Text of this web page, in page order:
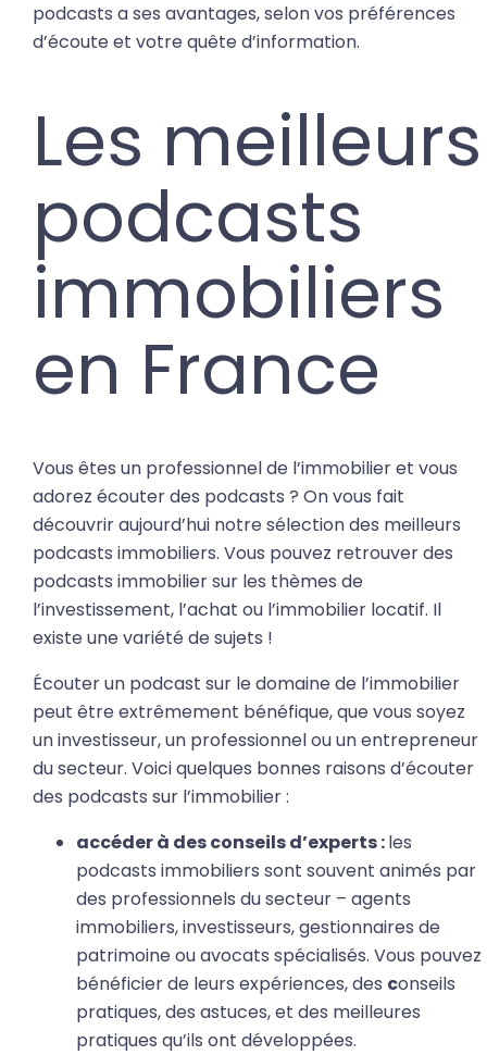
podcasts a ses avantages, selon vos préférences
d’écoute et votre quête d’information.
Les meilleurs
podcasts
immobiliers
en France
Vous êtes un professionnel de l’immobilier et vous
adorez écouter des podcasts ? On vous fait
découvrir aujourd’hui notre sélection des meilleurs
podcasts immobiliers. Vous pouvez retrouver des
podcasts immobilier sur les thèmes de
l’investissement, l’achat ou l’immobilier locatif. Il
existe une variété de sujets !
Écouter un podcast sur le domaine de l’immobilier
peut être extrêmement bénéfique, que vous soyez
un investisseur, un professionnel ou un entrepreneur
du secteur. Voici quelques bonnes raisons d’écouter
des podcasts sur l’immobilier :
accéder à des conseils d’experts :les
podcasts immobiliers sont souvent animés par
des professionnels du secteur – agents
immobiliers, investisseurs, gestionnaires de
patrimoine ou avocats spécialisés. Vous pouvez
bénéficier de leurs expériences, des conseils
pratiques, des astuces, et des meilleures
pratiques qu’ils ont développées.